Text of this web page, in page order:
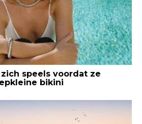
speels voordat ze
bikini